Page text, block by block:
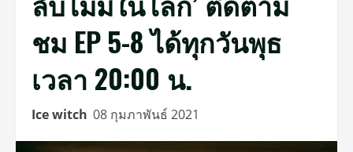
ชม EP 5-8 ได้ทุกวันพุธ
เวลา 20:00 น.
Ice witch 08 กุมภาพันธ์ 2021